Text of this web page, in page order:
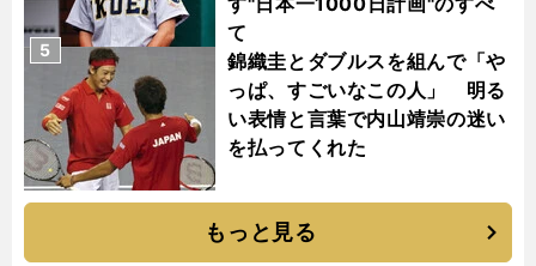
て
錦織圭とダブルスを組んで「や
っぱ、すごいなこの人」 明る
い表情と言葉で内山靖崇の迷い
を払ってくれた
5
もっと見る